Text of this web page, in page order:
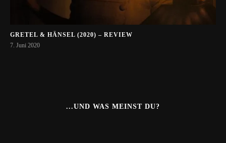
GRETEL & HÄNSEL (2020) – REVIEW
7. Juni 2020
...UND WAS MEINST DU?